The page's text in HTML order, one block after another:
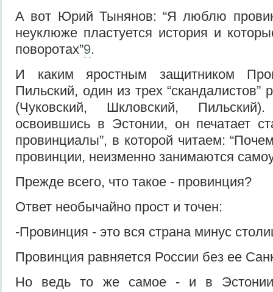
А вот Юрий Тынянов: “Я люблю
неуклюже пластуется история и
поворотах”9.
И каким яростным защитником
Пильский, один из трех “скандалистов”
(Чуковский, Шкловский,
освоившись в Эстонии, он печатает
провинциалы”, в которой читаем:
провинции, неизменно занимаются
Прежде всего, что такое - провинция?
Ответ необычайно прост и точен:
-Провинция - это вся страна минус
Провинция равняется России без ее
Но ведь то же самое - и в